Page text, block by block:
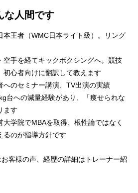
な人間です
本王者（WMC日本ライト級）。リング
空手を経てキックボクシングへ。競技
初心者向けに翻訳して教えます
へのセミナー講演、TV出演の実績
台への減量経験があり、「痩せられな
ます
学院でMBAを取得、根性論ではなく
るのが指導方針です
お客様の声、経歴の詳細は トレーナー紹